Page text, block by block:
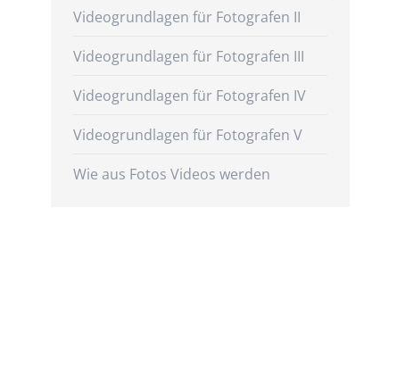
Videogrundlagen für Fotografen II
Videogrundlagen für Fotografen III
Videogrundlagen für Fotografen IV
Videogrundlagen für Fotografen V
Wie aus Fotos Videos werden